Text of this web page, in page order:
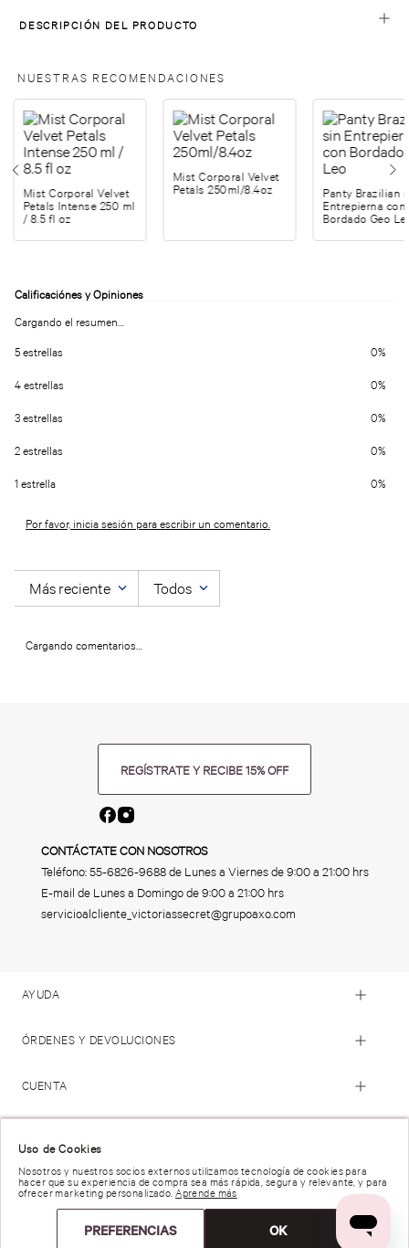
Uso de Cookies
Nosotros y nuestros socios externos utilizamos tecnología de cookies para
hacer que su experiencia de compra sea más rápida, segura y relevante, y para
ofrecer marketing personalizado. Aprende más
PREFERENCIAS OK
DESCRIPCIÓN DEL PRODUCTO
NUESTRAS RECOMENDACIONES
Mist Corporal Velvet
Petals Intense 250 ml
/ 8.5 fl oz
Mist Corporal Velvet
Petals 250ml/8.4oz
Panty Brazilian
Entrepierna con
Bordado Geo
Cargando el resumen…
5 estrellas 0%
4 estrellas 0%
3 estrellas 0%
2 estrellas 0%
1 estrella 0%
Por favor, inicia sesión para escribir un comentario.
Más reciente Todos
Cargando comentarios…
REGÍSTRATE Y RECIBE 15% OFF
CONTÁCTATE CON NOSOTROS
Teléfono:55-6826-9688de Lunes a Viernes de 9:00 a 21:00 hrs
E-mail de Lunes a Domingo de 9:00 a 21:00 hrs
servicioalcliente_victoriassecret@grupoaxo.com
AYUDA
ÓRDENES Y DEVOLUCIONES
CUENTA
Términos de Uso |Privacidad y Seguridad |
Derechos de Privacidad |Preferencias de anuncios |